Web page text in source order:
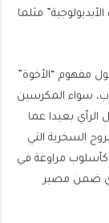
مثلما
مفهوم “الأخوة”
سواء المكرسين
الرأي بعيدا عما
السخرية التي
مراوغة في
ضمن مصير